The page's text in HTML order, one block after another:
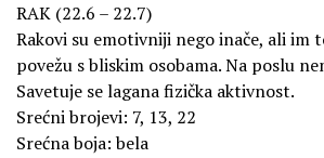
RAK (22.6 – 22.7)
Rakovi su emotivniji nego inače, ali im
povežu s bliskim osobama. Na poslu
Savetuje se lagana fizička aktivnost.
Srećni brojevi: 7, 13, 22
Srećna boja: bela